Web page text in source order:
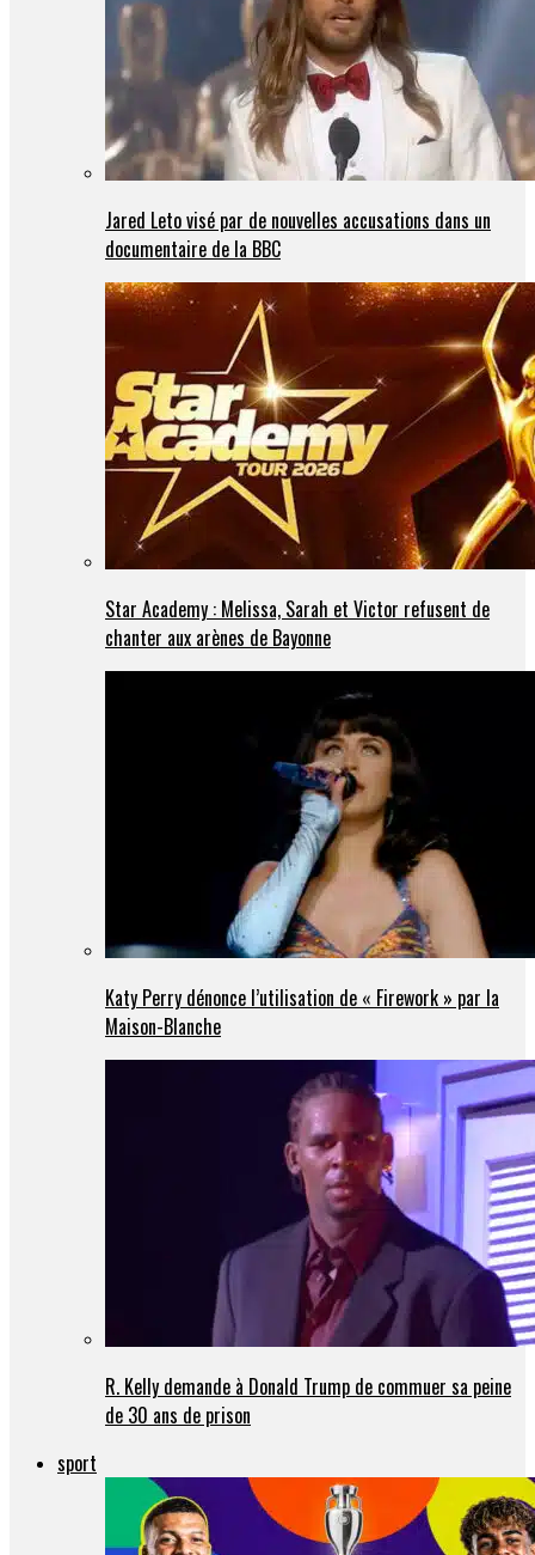
Jared Leto visé par de nouvelles accusations dans un
documentaire de la BBC
Star Academy : Melissa, Sarah et Victor refusent de
chanter aux arènes de Bayonne
Katy Perry dénonce l’utilisation de « Firework » par la
Maison-Blanche
R. Kelly demande à Donald Trump de commuer sa peine
de 30 ans de prison
sport